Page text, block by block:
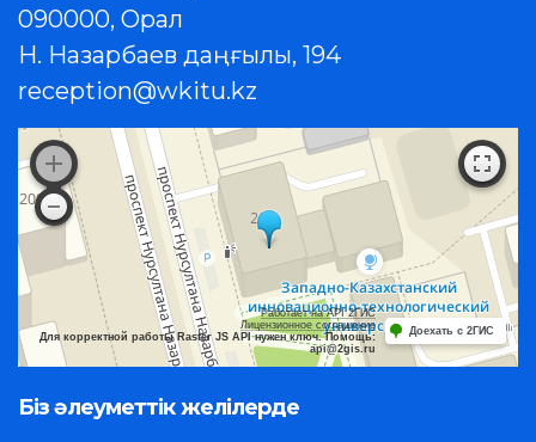
090000, Орал
Н. Назарбаев даңғылы, 194
reception@wkitu.kz
Работает на API 2ГИС
Лицензионное соглашение
Для корректной работы Raster JS API нужен ключ. Помощь:
api@2gis.ru
Доехать с 2ГИС
Біз әлеуметтік желілерде